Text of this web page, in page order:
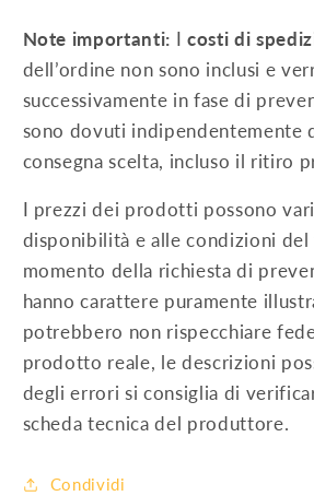
Note importanti: Icosti di
dell’ordine non sono inclusi e
successivamente in fase di
sono dovuti indipendentemente
consegna scelta, incluso il ritiro
I prezzi dei prodotti possono
disponibilità e alle condizioni del
momento della richiesta di
hanno carattere puramente
potrebbero non rispecchiare
prodotto reale, le descrizioni
degli errori si consiglia di
scheda tecnica del produttore.
Condividi